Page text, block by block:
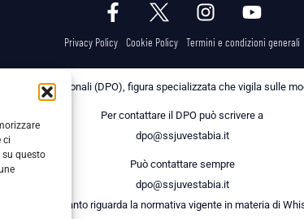
ci
questo
Privacy Policy Cookie Policy Termini e condizioni generali
dei Dati Personali (DPO), figura specializzata che vigila sulle
Per contattare il DPO può scrivere a
dpo@ssjuvestabia.it
Può contattare sempre
dpo@ssjuvestabia.it
anche per quanto riguarda la normativa vigente in materia di